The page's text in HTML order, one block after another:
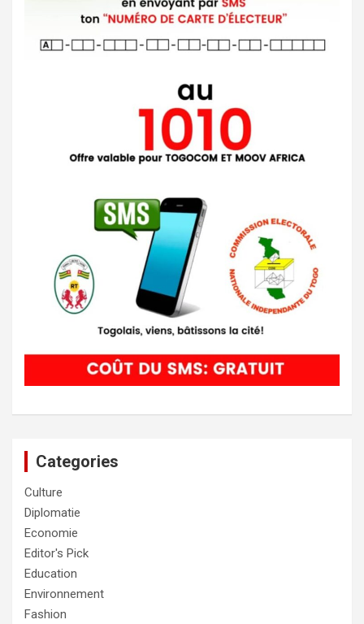
Categories
Culture
Diplomatie
Economie
Editor's Pick
Education
Environnement
Fashion